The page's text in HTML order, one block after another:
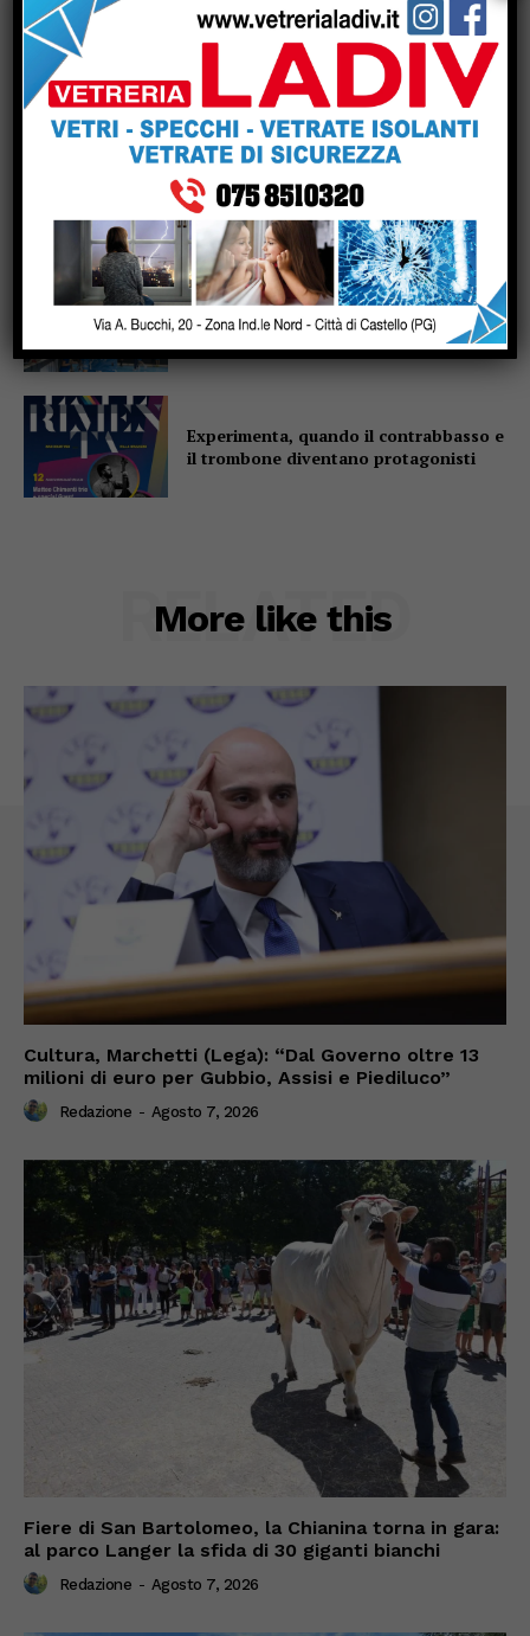
Fiere di San Bartolomeo, la Chianina
torna in gara: al parco Langer la sfida
di 30 giganti bianchi
Casa di Rosa, gli Sbandieratori
scaldano il cuore: il Soroptimist dona
un condizionatore e due buoni spesa
Altotevere, stimoli a mille per
Marzolla: “La squadra è ancora più
solida”
Experimenta, quando il contrabbasso e
il trombone diventano protagonisti
More like this
RELATED
Cultura, Marchetti (Lega): “Dal Governo oltre 13
milioni di euro per Gubbio, Assisi e Piediluco”
Redazione - Agosto 7, 2026
Fiere di San Bartolomeo, la Chianina torna in gara:
al parco Langer la sfida di 30 giganti bianchi
Redazione - Agosto 7, 2026